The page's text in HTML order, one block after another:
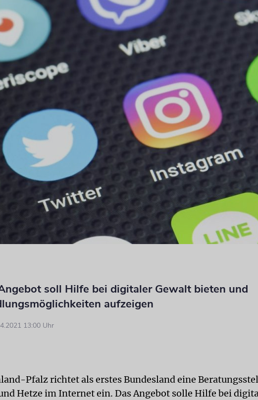
soll Hilfe bei digitaler Gewalt bieten und
aufzeigen
13:00 Uhr
Pfalz richtet als erstes Bundesland eine
Hetze im Internet ein. Das Angebot solle Hilfe bei